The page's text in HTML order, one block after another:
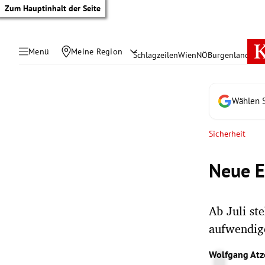
Zum Hauptinhalt der Seite
Menü Meine Region SchlagzeilenWienNÖBurgenland
Wählen
Sicherheit
Neue
Ab Juli
Wolfgang